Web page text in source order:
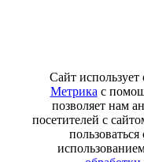
Сайт использует
Метрика с
позволяет нам
посетителей с